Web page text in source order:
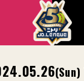
(Sun)